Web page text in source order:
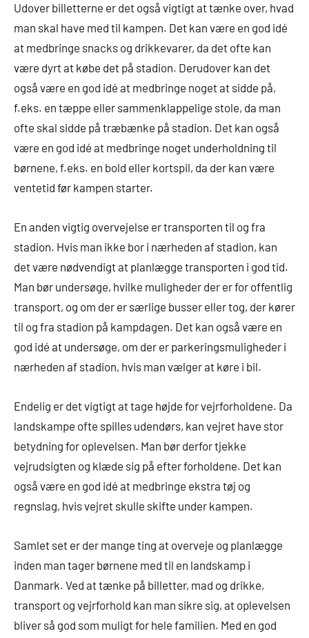
Udover billetterne er det også vigtigt at tænke over, hvad
man skal have med til kampen. Det kan være en god idé
at medbringe snacks og drikkevarer, da det ofte kan
være dyrt at købe det på stadion. Derudover kan det
også være en god idé at medbringe noget at sidde på,
f.eks. en tæppe eller sammenklappelige stole, da man
ofte skal sidde på træbænke på stadion. Det kan også
være en god idé at medbringe noget underholdning til
børnene, f.eks. en bold eller kortspil, da der kan være
ventetid før kampen starter.
En anden vigtig overvejelse er transporten til og fra
stadion. Hvis man ikke bor i nærheden af stadion, kan
det være nødvendigt at planlægge transporten i god tid.
Man bør undersøge, hvilke muligheder der er for offentlig
transport, og om der er særlige busser eller tog, der kører
til og fra stadion på kampdagen. Det kan også være en
god idé at undersøge, om der er parkeringsmuligheder i
nærheden af stadion, hvis man vælger at køre i bil.
Endelig er det vigtigt at tage højde for vejrforholdene. Da
landskampe ofte spilles udendørs, kan vejret have stor
betydning for oplevelsen. Man bør derfor tjekke
vejrudsigten og klæde sig på efter forholdene. Det kan
også være en god idé at medbringe ekstra tøj og
regnslag, hvis vejret skulle skifte under kampen.
Samlet set er der mange ting at overveje og planlægge
inden man tager børnene med til en landskamp i
Danmark. Ved at tænke på billetter, mad og drikke,
transport og vejrforhold kan man sikre sig, at oplevelsen
bliver så god som muligt for hele familien. Med en god